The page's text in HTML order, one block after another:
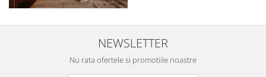
NEWSLETTER
Nu rata ofertele si promotiile noastre